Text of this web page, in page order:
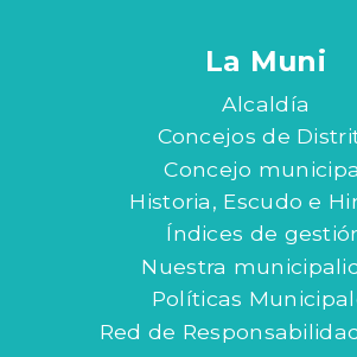
La Muni
Alcaldía
Concejos de
Concejo
Historia, Escudo e
Índices de
Nuestra
Políticas
Red de